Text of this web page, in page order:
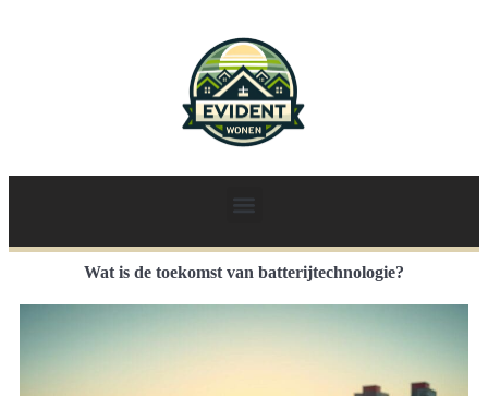
Wat is de toekomst van batterijtechnologie?